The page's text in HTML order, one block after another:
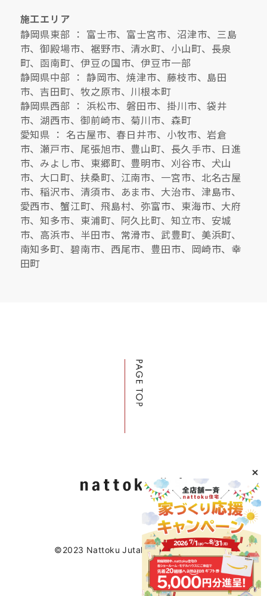
施工エリア
静岡県東部 ： 富士市、富士宮市、沼津市、三島
市、御殿場市、裾野市、清水町、小山町、長泉
町、函南町、伊豆の国市、伊豆市一部
静岡県中部 ： 静岡市、焼津市、藤枝市、島田
市、吉田町、牧之原市、川根本町
静岡県西部 ： 浜松市、磐田市、掛川市、袋井
市、湖西市、御前崎市、菊川市、森町
愛知県 ： 名古屋市、春日井市、小牧市、岩倉
市、瀬戸市、尾張旭市、豊山町、長久手市、日進
市、みよし市、東郷町、豊明市、刈谷市、犬山
市、大口町、扶桑町、江南市、一宮市、北名古屋
市、稲沢市、清須市、あま市、大治市、津島市、
愛西市、蟹江町、飛島村、弥富市、東海市、大府
市、知多市、東浦町、阿久比町、知立市、安城
市、高浜市、半田市、常滑市、武豊町、美浜町、
南知多町、碧南市、西尾市、豊田市、岡崎市、幸
田町
©2023 Nattoku Jutaku Kobo Co., Ltd.